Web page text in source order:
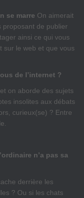
se marre On aimerait
proposant de publier
ainsi ce qui vous
sur le web et que vous
de l’internet ?
on aborde des sujets
insolites aux débats
curieux(se) ? Entre
n’a pas sa
derrière les
? Ou si les chats